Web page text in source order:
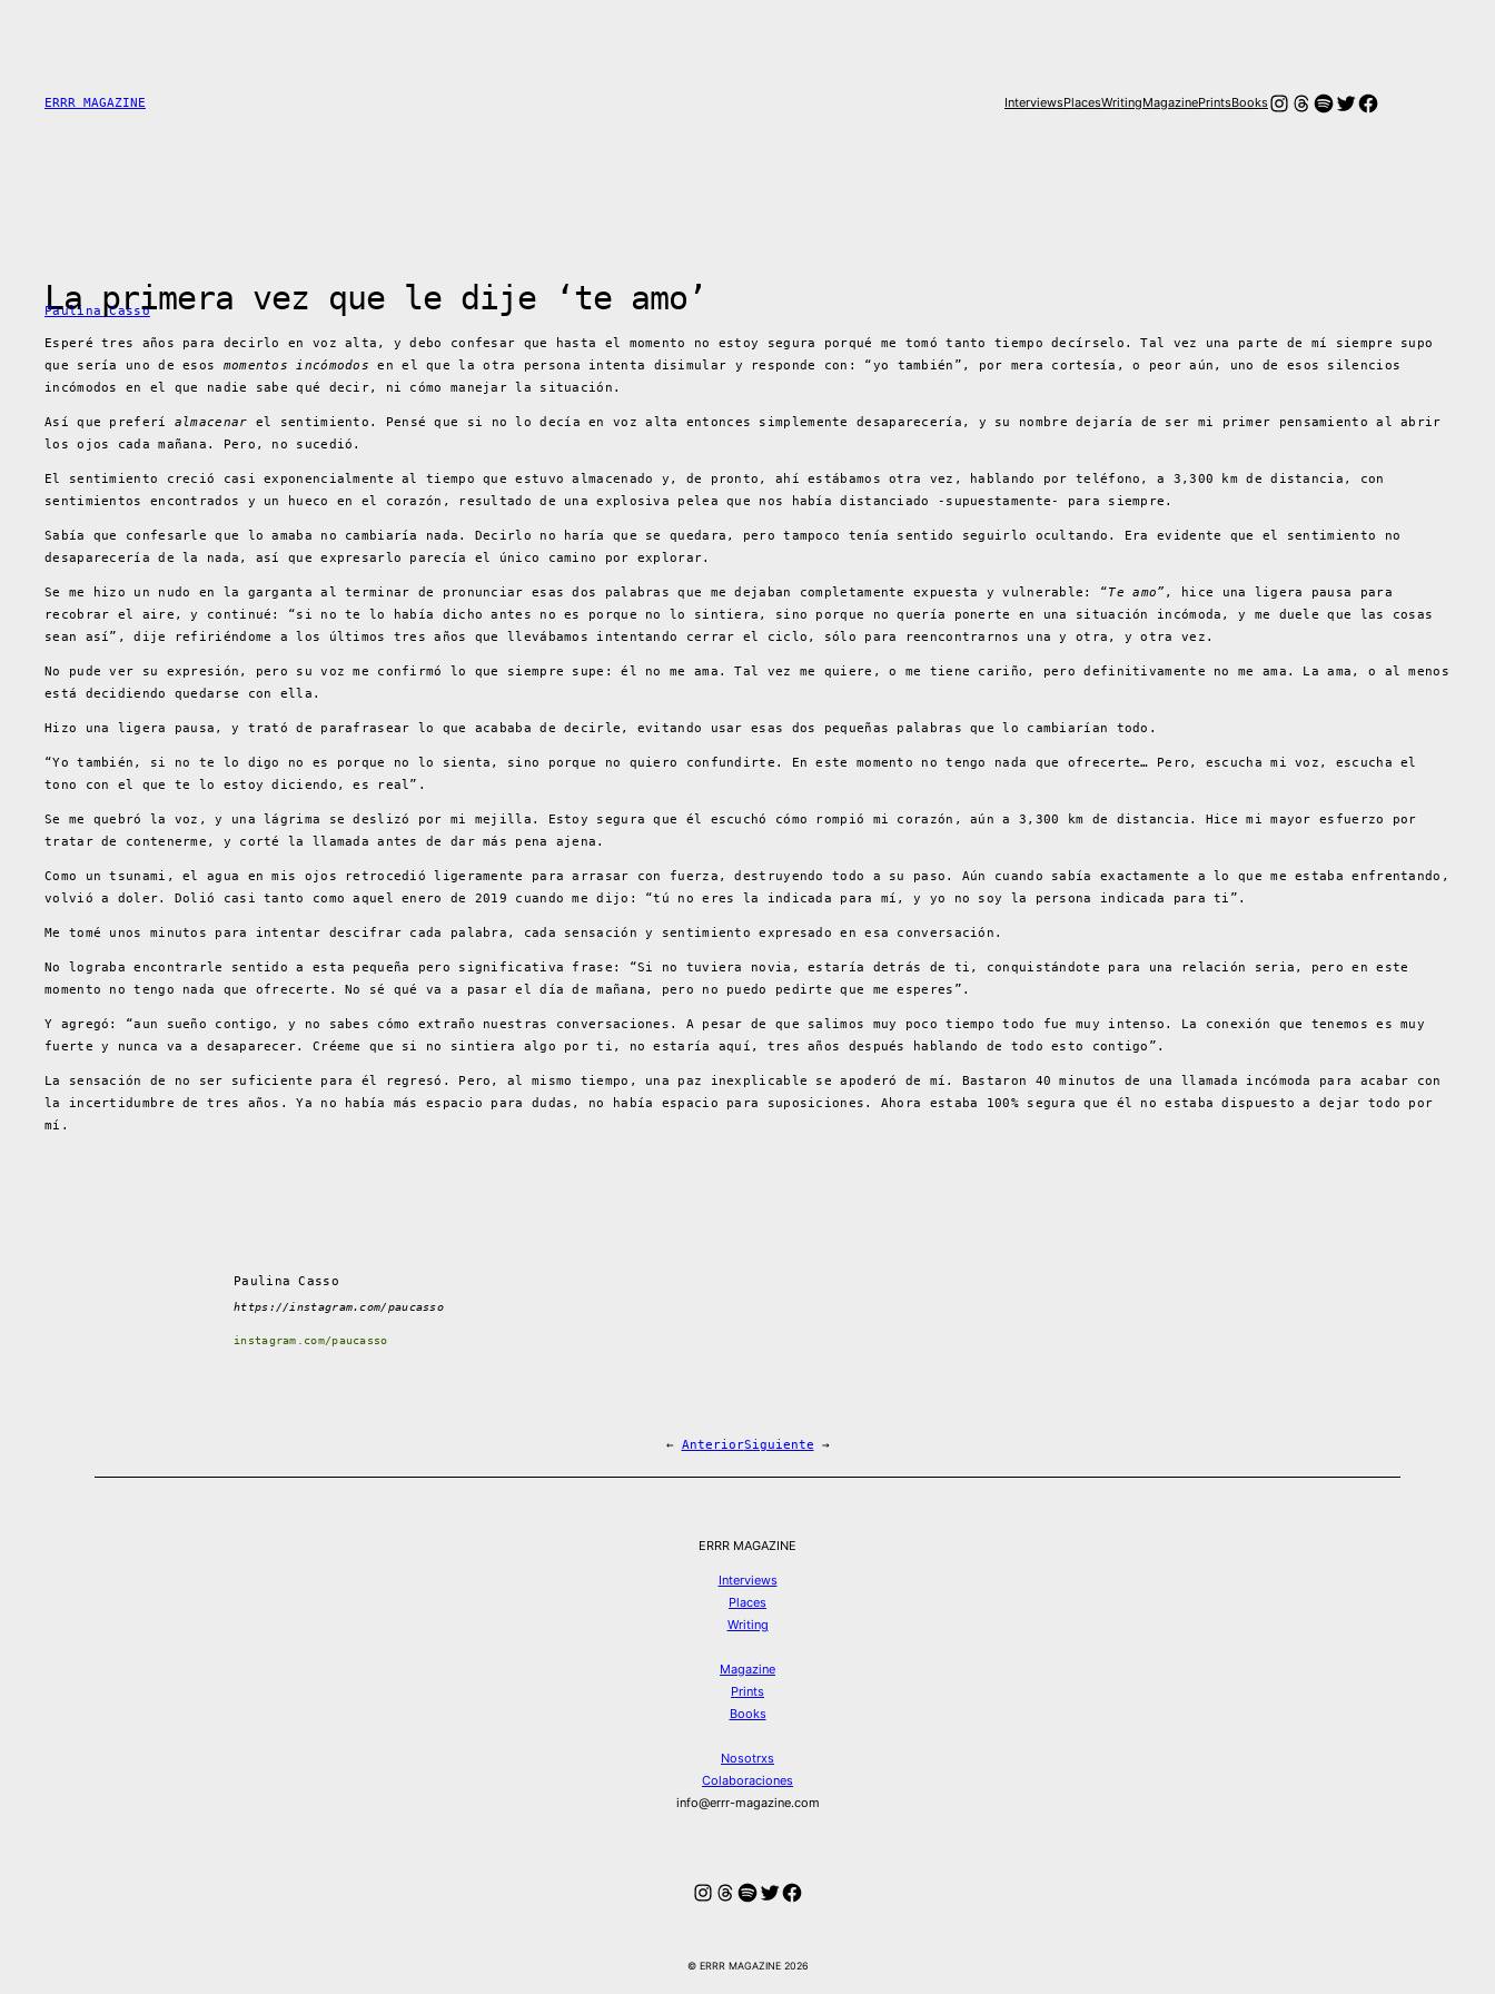
ERRR MAGAZINE InterviewsPlacesWritingMagazinePrintsBooksInstagram
Hilos
Spotify
Twitter
Facebook
La primera vez que le dije ‘te amo’
Paulina Casso
Esperé tres años para decirlo en voz alta, y debo confesar que hasta el momento no estoy segura porqué me tomó tanto tiempo decírselo. Tal vez una parte de mí siempre supo
que sería uno de esos momentos incómodos en el que la otra persona intenta disimular y responde con: “yo también”, por mera cortesía, o peor aún, uno de esos silencios
incómodos en el que nadie sabe qué decir, ni cómo manejar la situación.
Así que preferí almacenar el sentimiento. Pensé que si no lo decía en voz alta entonces simplemente desaparecería, y su nombre dejaría de ser mi primer pensamiento al abrir
los ojos cada mañana. Pero, no sucedió.
El sentimiento creció casi exponencialmente al tiempo que estuvo almacenado y, de pronto, ahí estábamos otra vez, hablando por teléfono, a 3,300 km de distancia, con
sentimientos encontrados y un hueco en el corazón, resultado de una explosiva pelea que nos había distanciado -supuestamente- para siempre.
Sabía que confesarle que lo amaba no cambiaría nada. Decirlo no haría que se quedara, pero tampoco tenía sentido seguirlo ocultando. Era evidente que el sentimiento no
desaparecería de la nada, así que expresarlo parecía el único camino por explorar.
Se me hizo un nudo en la garganta al terminar de pronunciar esas dos palabras que me dejaban completamente expuesta y vulnerable: “Te amo” , hice una ligera pausa para
recobrar el aire, y continué: “si no te lo había dicho antes no es porque no lo sintiera, sino porque no quería ponerte en una situación incómoda, y me duele que las cosas
sean así”, dije refiriéndome a los últimos tres años que llevábamos intentando cerrar el ciclo, sólo para reencontrarnos una y otra, y otra vez.
No pude ver su expresión, pero su voz me confirmó lo que siempre supe: él no me ama. Tal vez me quiere, o me tiene cariño, pero definitivamente no me ama. La ama, o al menos
está decidiendo quedarse con ella.
Hizo una ligera pausa, y trató de parafrasear lo que acababa de decirle, evitando usar esas dos pequeñas palabras que lo cambiarían todo.
“Yo también, si no te lo digo no es porque no lo sienta, sino porque no quiero confundirte. En este momento no tengo nada que ofrecerte… Pero, escucha mi voz, escucha el
tono con el que te lo estoy diciendo, es real”.
Se me quebró la voz, y una lágrima se deslizó por mi mejilla. Estoy segura que él escuchó cómo rompió mi corazón, aún a 3,300 km de distancia. Hice mi mayor esfuerzo por
tratar de contenerme, y corté la llamada antes de dar más pena ajena.
Como un tsunami, el agua en mis ojos retrocedió ligeramente para arrasar con fuerza, destruyendo todo a su paso. Aún cuando sabía exactamente a lo que me estaba enfrentando,
volvió a doler. Dolió casi tanto como aquel enero de 2019 cuando me dijo: “tú no eres la indicada para mí, y yo no soy la persona indicada para ti”.
Me tomé unos minutos para intentar descifrar cada palabra, cada sensación y sentimiento expresado en esa conversación.
No lograba encontrarle sentido a esta pequeña pero significativa frase: “Si no tuviera novia, estaría detrás de ti, conquistándote para una relación seria, pero en este
momento no tengo nada que ofrecerte. No sé qué va a pasar el día de mañana, pero no puedo pedirte que me esperes”.
Y agregó: “aun sueño contigo, y no sabes cómo extraño nuestras conversaciones. A pesar de que salimos muy poco tiempo todo fue muy intenso. La conexión que tenemos es muy
fuerte y nunca va a desaparecer. Créeme que si no sintiera algo por ti, no estaría aquí, tres años después hablando de todo esto contigo”.
La sensación de no ser suficiente para él regresó. Pero, al mismo tiempo, una paz inexplicable se apoderó de mí. Bastaron 40 minutos de una llamada incómoda para acabar con
la incertidumbre de tres años. Ya no había más espacio para dudas, no había espacio para suposiciones. Ahora estaba 100% segura que él no estaba dispuesto a dejar todo por
mí.
Paulina Casso
https://instagram.com/paucasso
instagram.com/paucasso
← AnteriorSiguiente →
ERRR MAGAZINE
Interviews
Places
Writing
Magazine
Prints
Books
Nosotrxs
Colaboraciones
info@errr-magazine.com
Instagram
Hilos
Spotify
Twitter
Facebook
© ERRR MAGAZINE 2026